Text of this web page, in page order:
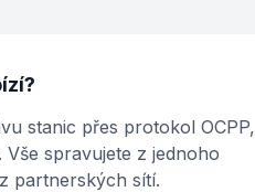
stanic přes protokol OCPP,
spravujete z jednoho
partnerských sítí.